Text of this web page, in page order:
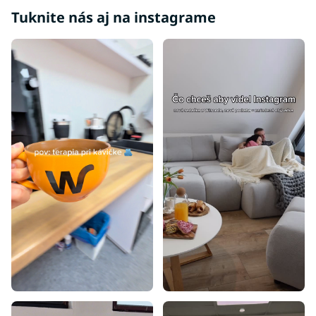
Luxusné postele
Postele 140x200
Postele 180x200
Postele 200x200
Postele 80x200
Postele 90x195
Postele 70x140
Postele 80x160
Postele 90x180
Postele 100x200
Postele 80x195
Postele 80x180
Postele 90x190
Postele 80x190
Tuknite nás aj na instagrame